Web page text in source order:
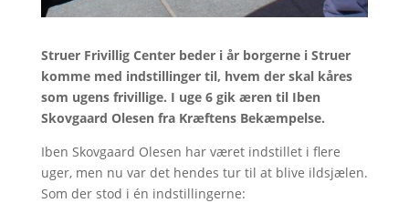
Struer Frivillig Center beder i år borgerne i Struer
komme med indstillinger til, hvem der skal kåres
som ugens frivillige. I uge 6 gik æren til Iben
Skovgaard Olesen fra Kræftens Bekæmpelse.
Iben Skovgaard Olesen har været indstillet i flere
uger, men nu var det hendes tur til at blive ildsjælen.
Som der stod i én indstillingerne: